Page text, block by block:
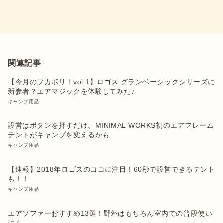
関連記事
【今月のフカボリ！vol.1】ロゴス グランベーシックシリーズに
新参者？エアマジックを体験してみた♪
キャンプ用品
設営はボタンを押すだけ。MINIMAL WORKS初のエアフレーム
テントがキャンプを変えるかも
キャンプ用品
【速報】2018年ロゴスのココに注目！60秒で設営できるテント
も！！
キャンプ用品
エアソファーおすすめ13選！野外はもちろん室内での普段使い